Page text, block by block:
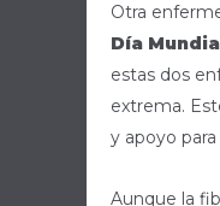
Otra
Día
estas dos
extrema.
y apoyo
Aunque la